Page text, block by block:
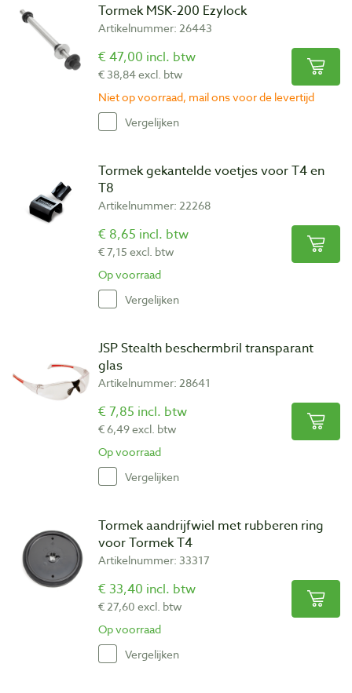
Tormek MSK-200 Ezylock
Artikelnummer: 26443
€ 47,00 incl. btw
€ 38,84 excl. btw
Niet op voorraad, mail ons voor de levertijd
Vergelijken
Tormek gekantelde voetjes voor T4 en
T8
Artikelnummer: 22268
€ 8,65 incl. btw
€ 7,15 excl. btw
Op voorraad
Vergelijken
JSP Stealth beschermbril transparant
glas
Artikelnummer: 28641
€ 7,85 incl. btw
€ 6,49 excl. btw
Op voorraad
Vergelijken
Tormek aandrijfwiel met rubberen ring
voor Tormek T4
Artikelnummer: 33317
€ 33,40 incl. btw
€ 27,60 excl. btw
Op voorraad
Vergelijken